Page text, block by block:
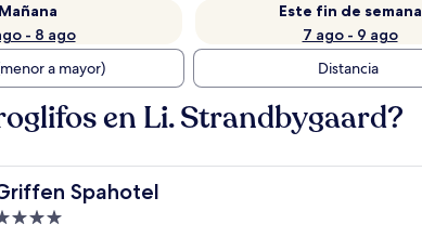
Mañana
- 8 ago
Este fin de semana
7 ago - 9 ago
a mayor) Distancia
en Li. Strandbygaard?
Spahotel
Spahotel